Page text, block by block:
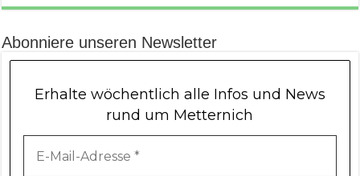
Abonniere unseren Newsletter
Erhalte wöchentlich alle Infos und News
rund um Metternich